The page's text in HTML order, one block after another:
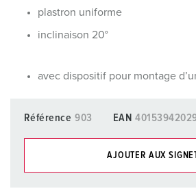
plastron uniforme
inclinaison 20°
avec dispositif pour montage
Référence 903 EAN
AJOUTER AUX